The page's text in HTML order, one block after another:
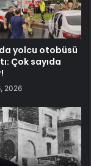
yolcu otobüsü
Çok sayıda
2026